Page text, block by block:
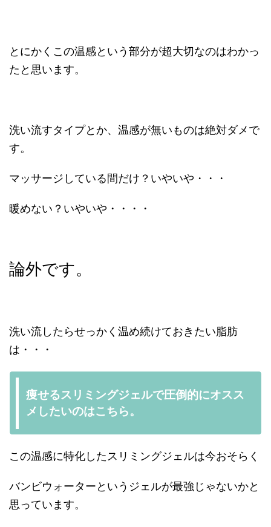
とにかくこの温感という部分が超大切なのはわかっ
たと思います。
洗い流すタイプとか、温感が無いものは絶対ダメで
す。
マッサージしている間だけ？いやいや・・・
暖めない？いやいや・・・・
論外です。
洗い流したらせっかく温め続けておきたい脂肪
は・・・
痩せるスリミングジェルで圧倒的にオスス
メしたいのはこちら。
この温感に特化したスリミングジェルは今おそらく
バンビウォーターというジェルが最強じゃないかと
思っています。